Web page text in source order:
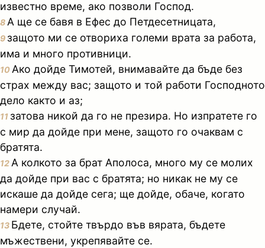
известно време, ако позволи Господ.
8 А ще се бавя в Ефес до Петдесетницата,
9 защото ми се отвориха големи врата за работа,
има и много противници.
10 Ако дойде Тимотей, внимавайте да бъде без
страх между вас; защото и той работи Господното
дело както и аз;
11 затова никой да го не презира. Но изпратете го
с мир да дойде при мене, защото го очаквам с
братята.
12 А колкото за брат Аполоса, много му се молих
да дойде при вас с братята; но никак не му се
искаше да дойде сега; ще дойде, обаче, когато
намери случай.
13 Бдете, стойте твърдо във вярата, бъдете
мъжествени, укрепявайте се.